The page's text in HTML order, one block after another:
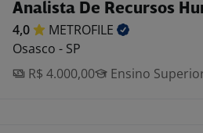
Analista De Recursos
4,0
METROFILE
Osasco - SP
R$ 4.000,00
Ensino